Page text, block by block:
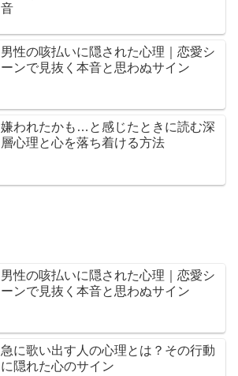
音
男性の咳払いに隠された心理｜恋愛シ
ーンで見抜く本音と思わぬサイン
嫌われたかも…と感じたときに読む深
層心理と心を落ち着ける方法
男性の咳払いに隠された心理｜恋愛シ
ーンで見抜く本音と思わぬサイン
急に歌い出す人の心理とは？その行動
に隠れた心のサイン